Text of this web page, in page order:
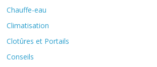
Chauffe-eau
Climatisation
Clotûres et Portails
Conseils